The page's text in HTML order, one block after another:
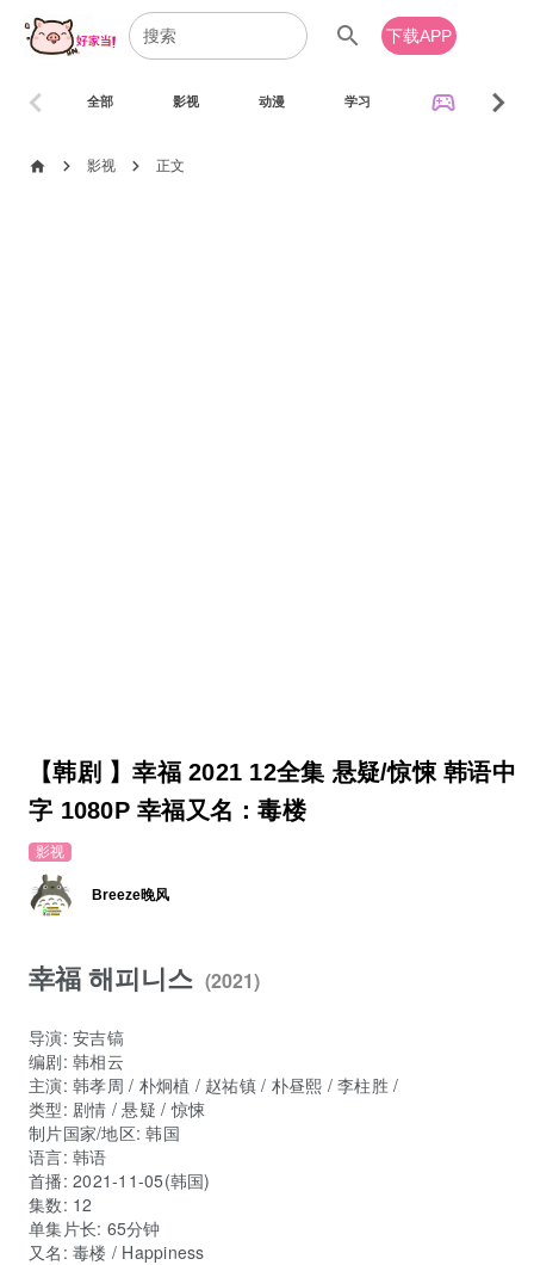
search 下载APP
全部 影视 动漫 学习 sports_esports
chevron_left chevron_right
home chevron_right 影视 chevron_right 正文
【韩剧 】幸福 2021 12全集 悬疑/惊悚 韩语中
字 1080P 幸福又名：毒楼
影视
Breeze晚风
幸福 해피니스 (2021)
导演:安吉镐
编剧:韩相云
主演:韩孝周 / 朴炯植 / 赵祐镇/ 朴昼熙 /李柱胜/
类型: 剧情 / 悬疑 / 惊悚
制片国家/地区: 韩国
语言: 韩语
首播: 2021-11-05(韩国)
集数: 12
单集片长: 65分钟
又名: 毒楼 / Happiness